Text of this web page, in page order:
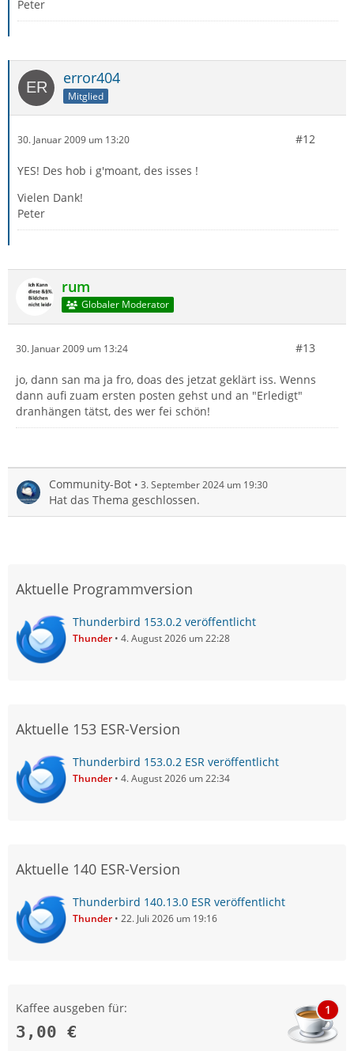
Peter
error404
Mitglied
30. Januar 2009 um 13:20 #12
YES! Des hob i g'moant, des isses !
Vielen Dank!
Peter
rum
Globaler Moderator
30. Januar 2009 um 13:24 #13
jo, dann san ma ja fro, doas des jetzat geklärt iss. Wenns
dann aufi zuam ersten posten gehst und an "Erledigt"
dranhängen tätst, des wer fei schön!
Community-Bot 3. September 2024 um 19:30
Hat das Thema geschlossen.
Aktuelle Programmversion
Thunderbird 153.0.2 veröffentlicht
Thunder 4. August 2026 um 22:28
Aktuelle 153 ESR-Version
Thunderbird 153.0.2 ESR veröffentlicht
Thunder 4. August 2026 um 22:34
Aktuelle 140 ESR-Version
Thunderbird 140.13.0 ESR veröffentlicht
Thunder 22. Juli 2026 um 19:16
Kaffee ausgeben für:
3,00 €
1